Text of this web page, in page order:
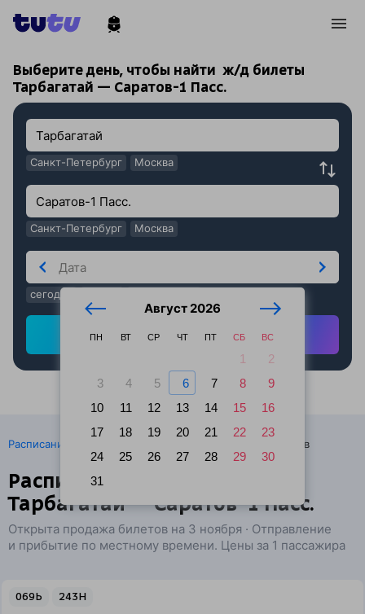
Выберите день, чтобы найти ж/д билеты
Тарбагатай — Саратов-1 Пасс.
Санкт-Петербург Москва
Санкт-Петербург Москва
Август 2026
ПН ВТ СР ЧТ ПТ СБ ВС
1
2
3
4 5 6 7 8
9
10
11 12 13 14 15
16
17
18 19 20 21 22
23
24
25 26 27 28 29
30
31
сегодня
Найти ж/д билеты
Расписание поездов Ж/д билеты Тарбагатай → Саратов
Расписание поездов
Тарбагатай — Саратов-1 Пасс.
Открыта продажа билетов на 3 ноября · Отправление
и прибытие по местному времени. Цены за 1 пассажира
069Ь 243Н